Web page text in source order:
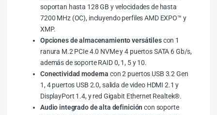
soportan hasta 128 GB y velocidades de hasta
7200 MHz (OC), incluyendo perfiles AMD EXPO™ y
XMP.
Opciones de almacenamiento versátilescon 1
ranura M.2 PCIe 4.0 NVMe y 4 puertos SATA 6 Gb/s,
además de soporte RAID 0, 1, 5 y 10.
Conectividad moderna con 2 puertos USB 3.2 Gen
1, 4 puertos USB 2.0, salida de video HDMI 2.1 y
DisplayPort 1.4, y red Gigabit Ethernet Realtek®.
Audio integrado de alta definición con soporte